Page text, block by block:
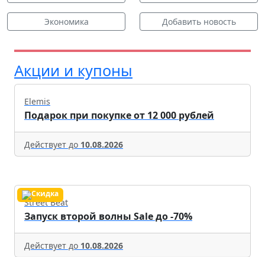
Экономика Добавить новость
Акции и купоны
Elemis
Подарок при покупке от 12 000 рублей
Действует до 10.08.2026
Street Beat
Запуск второй волны Sale до -70%
Действует до 10.08.2026